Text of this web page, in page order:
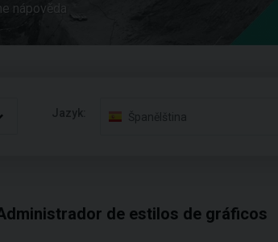
nápověda
Jazyk: Španělština
de estilos de gráficos